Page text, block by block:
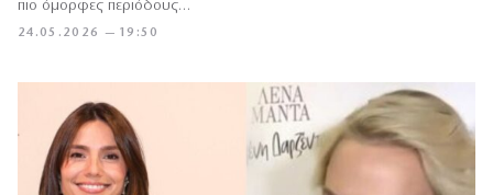
24.05.2026 — 19:50
πιο όμορφες περιόδους…